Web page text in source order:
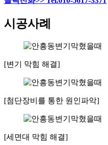
시공사례
[변기 막힘 해결]
[첨단장비를 통한 원인파악]
[세면대 막힘 해결]